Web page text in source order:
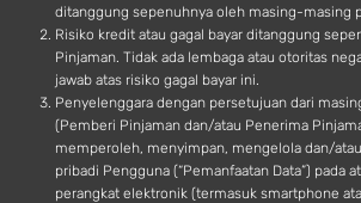
ditanggung sepenuhnya oleh masing-masing
Risiko kredit atau gagal bayar ditanggung
Pinjaman. Tidak ada lembaga atau otoritas
jawab atas risiko gagal bayar ini.
Penyelenggara dengan persetujuan dari
(Pemberi Pinjaman dan/atau Penerima
memperoleh, menyimpan, mengelola dan/
pribadi Pengguna (“Pemanfaatan Data”) pada
perangkat elektronik (termasuk smartphone